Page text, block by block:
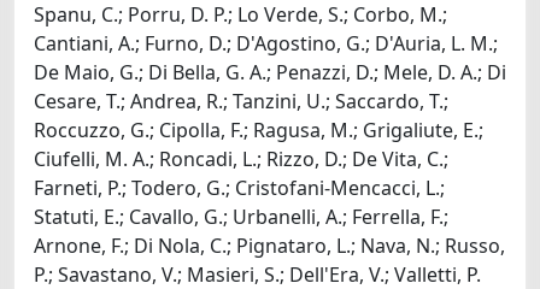
Spanu, C.; Porru, D. P.; Lo Verde, S.; Corbo, M.;
Cantiani, A.; Furno, D.; D'Agostino, G.; D'Auria, L. M.;
De Maio, G.; Di Bella, G. A.; Penazzi, D.; Mele, D. A.; Di
Cesare, T.; Andrea, R.; Tanzini, U.; Saccardo, T.;
Roccuzzo, G.; Cipolla, F.; Ragusa, M.; Grigaliute, E.;
Ciufelli, M. A.; Roncadi, L.; Rizzo, D.; De Vita, C.;
Farneti, P.; Todero, G.; Cristofani-Mencacci, L.;
Statuti, E.; Cavallo, G.; Urbanelli, A.; Ferrella, F.;
Arnone, F.; Di Nola, C.; Pignataro, L.; Nava, N.; Russo,
P.; Savastano, V.; Masieri, S.; Dell'Era, V.; Valletti, P.